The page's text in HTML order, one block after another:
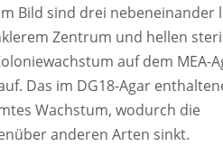
Bild sind drei nebeneinander
Zentrum und hellen
auf dem MEA-
Das im DG18-Agar
Wachstum, wodurch die
anderen Arten sinkt.